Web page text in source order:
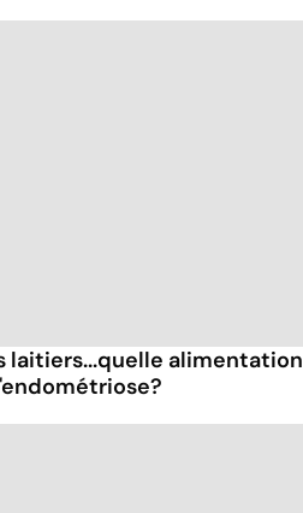
laitiers...quelle alimentation